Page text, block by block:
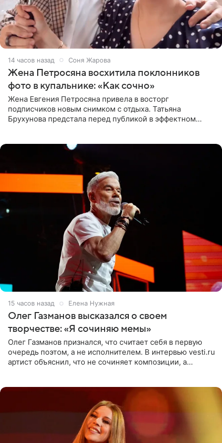
14 часов назад Соня Жарова
Жена Петросяна восхитила поклонников
фото в купальнике: «Как сочно»
Жена Евгения Петросяна привела в восторг
подписчиков новым снимком с отдыха. Татьяна
Брухунова предстала перед публикой в эффектном
15 часов назад Елена Нужная
Олег Газманов высказался о своем
творчестве: «Я сочиняю мемы»
Олег Газманов признался, что считает себя в первую
очередь поэтом, а не исполнителем. В интервью vesti.ru
артист объяснил, что не сочиняет композиции, а